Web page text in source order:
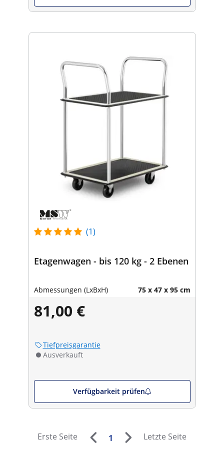
(1)
Etagenwagen - bis 120 kg - 2 Ebenen
Abmessungen (LxBxH) 75 x 47 x 95 cm
81,00 €
Tiefpreisgarantie
Ausverkauft
Verfügbarkeit prüfen
Erste Seite 1 Letzte Seite